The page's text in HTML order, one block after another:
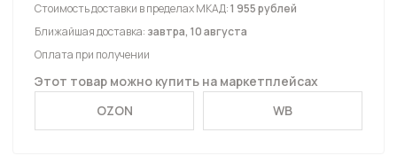
Стоимость доставки в пределах МКАД:1 955 рублей
Ближайшая доставка: завтра, 10 августа
Оплата при получении
Этот товар можно купить на маркетплейсах
OZON
WB